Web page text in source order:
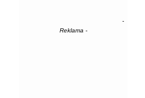
-
Reklama -